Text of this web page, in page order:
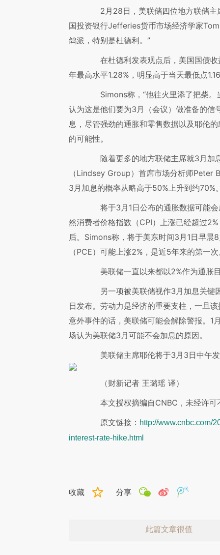
2月28日，美联储四位地方联储主
国投资银行Jefferies货币市场经济学家
鸽派，特别是杜德利。”
在杜德利发表观点后，美国国债收
年最高水平1.28%，明显高于当天最低点
Simons称，“他往火里添了把柴。
认为这是他们要为3月（会议）做准备的信
息，尽管强劲的通胀和零售数据以及耶伦
的可能性。
随着更多的地方联储主席就3月加
（Lindsey Group）首席市场分析师
3月加息的概率从略高于50%上升到约70%
将于3月1日公布的通胀数据可能会
然消费者价格指数（CPI）上涨已经超过
后。Simons称，将于美东时间3月1日早
（PCE）可能上涨2%，是近5年来的第一
美联储一直以来都以2%作为通胀
另一项被美联储视作3月加息关键
日发布。劳动力是经济的重要支柱，一旦
意外事件的话，美联储可能会解除警报。1
场认为美联储3月可能不会加息的原因。
美联储主席耶伦将于3月3日中午发
（财新记者 王璐瑶 译）
本文授权摘编自CNBC，未经许可
原文链接： http://www.cnbc.com/
interest-rate-hike.html
收藏 分享
此篇文章很值